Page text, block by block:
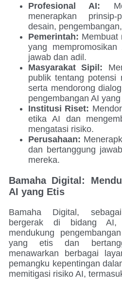
Profesional AI:
menerapkan
desain,
Pemerintah: Membuat
yang
jawab dan adil.
Masyarakat Sipil:
publik tentang potensi
serta mendorong
pengembangan AI
Institusi Riset:
etika AI dan
mengatasi risiko.
Perusahaan:
dan bertanggung
mereka.
Bamaha Digital:
AI yang Etis
Bamaha Digital,
bergerak di bidang AI,
mendukung
yang etis dan
menawarkan berbagai
pemangku kepentingan
memitigasi risiko AI,